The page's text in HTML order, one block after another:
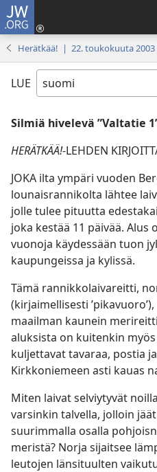
JW.ORG
Herätkää! | 22. toukokuuta 2003
LUE
Silmiä hivelevä ”Valtatie
HERÄTKÄÄ!-LEHDEN
JOKA ilta ympäri vuoden
lounaisrannikolta lähtee
jolle tulee pituutta
joka kestää 11 päivää. Alus
vuonoja käydessään tuon
kaupungeissa ja kylissä.
Tämä rannikkolaivareitti,
(kirjaimellisesti
maailman kaunein
aluksista on kuitenkin
kuljettavat tavaraa, postia
Kirkkoniemeen asti kauas
Miten laivat selviytyvät
varsinkin talvella, jolloin
suurimmalla osalla
meristä? Norja sijaitsee
leutojen länsituulten